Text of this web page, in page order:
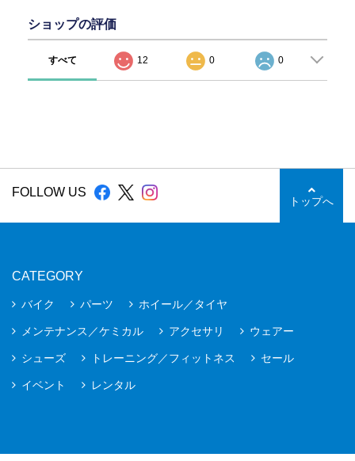
ショップの評価
すべて 12 0 0
FOLLOW US
トップへ
CATEGORY
バイク パーツ ホイール／タイヤ
メンテナンス／ケミカル アクセサリ ウェアー
シューズ トレーニング／フィットネス セール
イベント レンタル